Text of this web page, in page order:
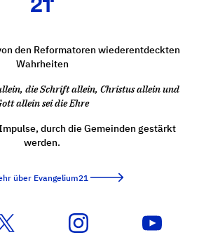
den Reformatoren wiederentdeckten
Wahrheiten
die Schrift allein, Christus allein und
allein sei die Ehre
durch die Gemeinden gestärkt
werden.
über Evangelium21